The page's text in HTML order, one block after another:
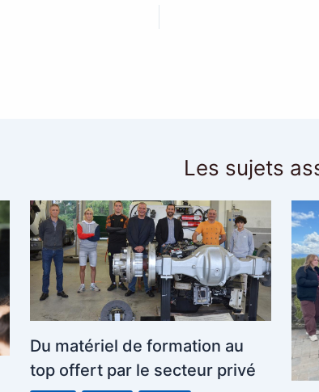
Les sujets
Du matériel de formation au
top offert par le secteur privé